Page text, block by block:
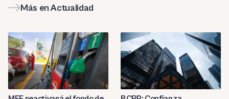
Más en Actualidad